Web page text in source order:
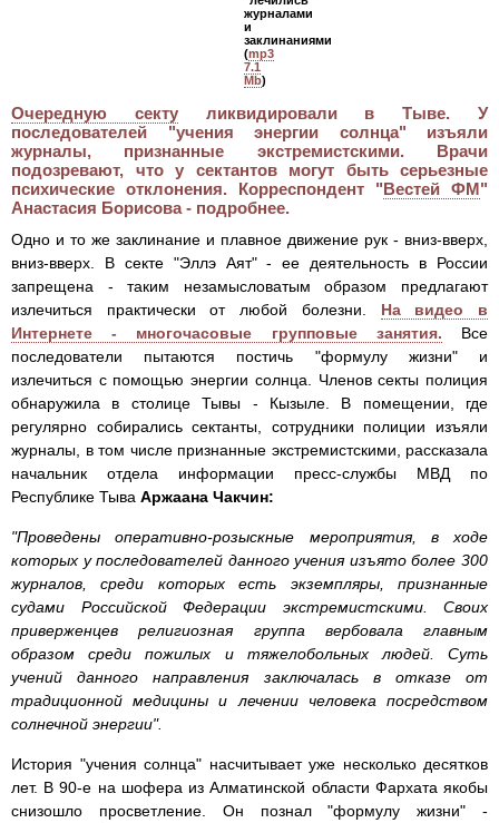
журналами
и
заклинаниями
(mp3
7.1
Mb)
Очередную сектуликвидировали в Тыве. У
последователей "учения энергии солнца" изъяли
журналы, признанные экстремистскими. Врачи
подозревают, что у сектантов могут быть серьезные
психические отклонения. Корреспондент "Вестей ФМ"
Анастасия Борисова - подробнее.
Одно и то же заклинание и плавное движение рук - вниз-вверх,
вниз-вверх. В секте "Эллэ Аят" - ее деятельность в России
запрещена - таким незамысловатым образом предлагают
излечиться практически от любой болезни. На видео в
Интернете - многочасовые групповые занятия. Все
последователи пытаются постичь "формулу жизни" и
излечиться с помощью энергии солнца. Членов секты полиция
обнаружила в столице Тывы - Кызыле. В помещении, где
регулярно собирались сектанты, сотрудники полиции изъяли
журналы, в том числе признанные экстремистскими, рассказала
начальник отдела информации пресс-службы МВД по
Республике Тыва Аржаана Чакчин:
"Проведены оперативно-розыскные мероприятия, в ходе
которых у последователей данного учения изъято более 300
журналов, среди которых есть экземпляры, признанные
судами Российской Федерации экстремистскими. Своих
приверженцев религиозная группа вербовала главным
образом среди пожилых и тяжелобольных людей. Суть
учений данного направления заключалась в отказе от
традиционной медицины и лечении человека посредством
солнечной энергии".
История "учения солнца" насчитывает уже несколько десятков
лет. В 90-е на шофера из Алматинской области Фархата якобы
снизошло просветление. Он познал "формулу жизни" -